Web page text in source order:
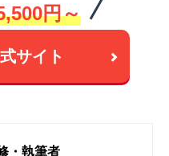
円～
サイト
・執筆者